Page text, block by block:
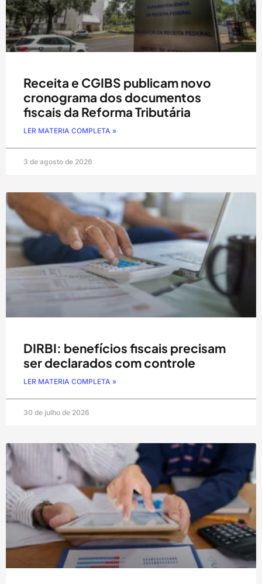
Receita e CGIBS publicam novo
cronograma dos documentos
fiscais da Reforma Tributária
LER MATERIA COMPLETA »
3 de agosto de 2026
DIRBI: benefícios fiscais precisam
ser declarados com controle
LER MATERIA COMPLETA »
30 de julho de 2026